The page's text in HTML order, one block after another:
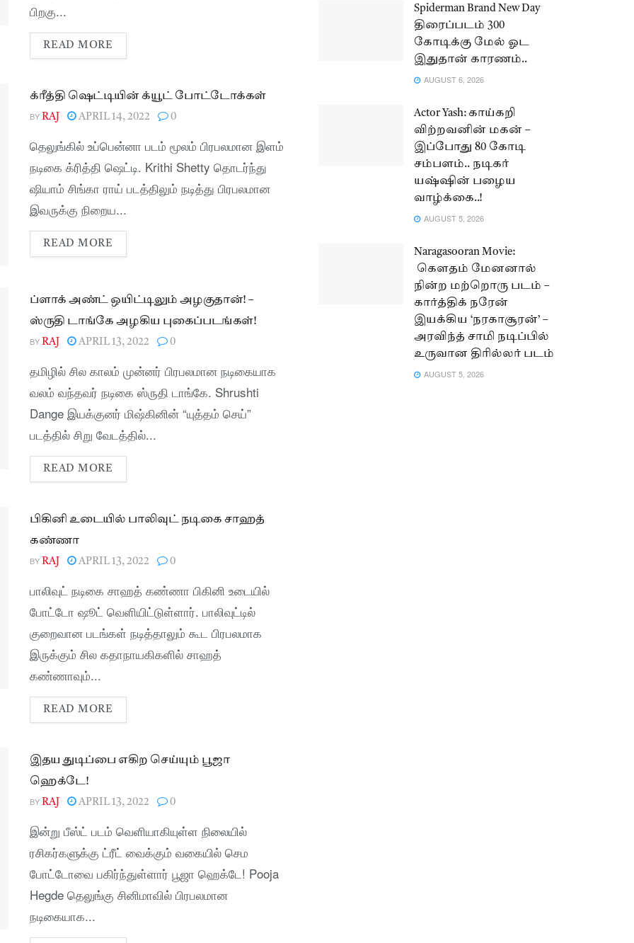
பிறகு...
READ MORE
க்ரீத்தி ஷெட்டியின் க்யூட் போட்டோக்கள்
BY RAJ APRIL 14, 2022 0
தெலுங்கில் உப்பென்னா படம் மூலம் பிரபலமான இளம்
நடிகை க்ரித்தி ஷெட்டி. Krithi Shetty தொடர்ந்து
ஷியாம் சிங்கா ராய் படத்திலும் நடித்து பிரபலமான
இவருக்கு நிறைய...
READ MORE
ப்ளாக் அண்ட் ஒயிட்டிலும் அழகுதான்! –
ஸ்ருதி டாங்கே அழகிய புகைப்படங்கள்!
BY RAJ APRIL 13, 2022 0
தமிழில் சில காலம் முன்னர் பிரபலமான நடிகையாக
வலம் வந்தவர் நடிகை ஸ்ருதி டாங்கே. Shrushti
Dange இயக்குனர் மிஷ்கினின் “யுத்தம் செய்”
படத்தில் சிறு வேடத்தில்...
READ MORE
பிகினி உடையில் பாலிவுட் நடிகை சாஹத்
கண்ணா
BY RAJ APRIL 13, 2022 0
பாலிவுட் நடிகை சாஹத் கண்ணா பிகினி உடையில்
போட்டோ ஷூட் வெளியிட்டுள்ளார். பாலிவுட்டில்
குறைவான படங்கள் நடித்தாலும் கூட பிரபலமாக
இருக்கும் சில கதாநாயகிகளில் சாஹத்
கண்ணாவும்...
READ MORE
இதய துடிப்பை எகிற செய்யும் பூஜா
ஹெக்டே!
BY RAJ APRIL 13, 2022 0
இன்று பீஸ்ட் படம் வெளியாகியுள்ள நிலையில்
ரசிகர்களுக்கு ட்ரீட் வைக்கும் வகையில் செம
போட்டோவை பகிர்ந்துள்ளார் பூஜா ஹெக்டே! Pooja
Hegde தெலுங்கு சினிமாவில் பிரபலமான
நடிகையாக...
Spiderman Brand New Day
திரைப்படம் 300
கோடிக்கு மேல் ஓட
இதுதான் காரணம்..
AUGUST 6, 2026
Actor Yash: காய்கறி
விற்றவனின் மகன் –
இப்போது 80 கோடி
சம்பளம்.. நடிகர்
யஷ்ஷின் பழைய
வாழ்க்கை..!
AUGUST 5, 2026
Naragasooran Movie:
கௌதம் மேனனால்
நின்ற மற்றொரு படம் –
கார்த்திக் நரேன்
இயக்கிய ‘நரகாசூரன்’ –
அரவிந்த் சாமி நடிப்பில்
உருவான திரில்லர் படம்
AUGUST 5, 2026